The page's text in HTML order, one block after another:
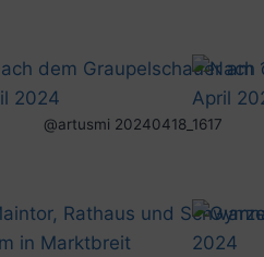
@artusmi 20240418_1617